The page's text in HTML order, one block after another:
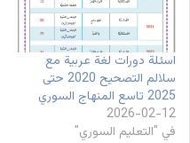
اسئلة دورات لغة عربية مع
سلالم التصحيح 2020 حتى
2025 تاسع المنهاج السوري
2026-02-12
في "التعليم السوري"